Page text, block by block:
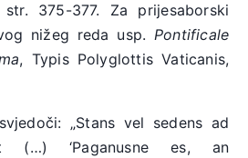
375-377. Za prijesaborski
nižeg reda usp. Pontificale
, Typis Polyglottis Vaticanis,
„Stans vel sedens ad
(…) ‘Paganusne es, an